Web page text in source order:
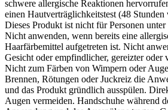
schwere allergische Reaktionen
einen Hautverträglichkeitstest (48
Dieses Produkt ist nicht für Personen unter
Nicht anwenden, wenn bereits eine
Haarfärbemittel aufgetreten ist. Nicht
Gesicht oder empfindlicher, gereizter oder
Nicht zum Färben von Wimpern oder
Brennen, Rötungen oder Juckreiz die
und das Produkt gründlich ausspülen.
Augen vermeiden. Handschuhe während